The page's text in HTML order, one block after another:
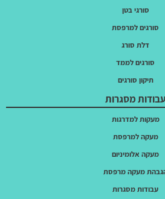
סורגי בטן
סורגים למרפסת
דלת סורג
סורגים לממד
תיקון סורגים
עבודות מסגרות
מעקות למדרגות
מעקה למרפסת
מעקה אלומיניום
מעקה מרפסת
עבודות מסגרות